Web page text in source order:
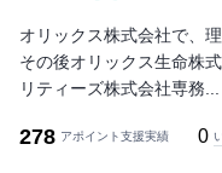
オリックス株式会社で、
その後オリックス生命株
リティーズ株式会社専務...
278 アポイント支援実績 0
ロ
グ
ン